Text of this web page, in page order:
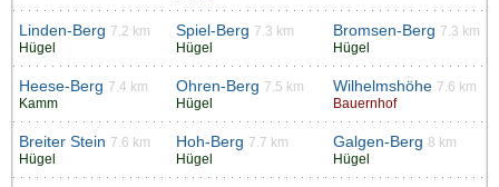
Linden-Berg 7.2 km
Hügel
Spiel-Berg 7.3 km
Hügel
Bromsen-Berg 7.3 km
Hügel
Heese-Berg 7.4 km
Kamm
Ohren-Berg 7.5 km
Hügel
Wilhelmshöhe 7.6 km
Bauernhof
Breiter Stein 7.6 km
Hügel
Hoh-Berg 7.7 km
Hügel
Galgen-Berg 8 km
Hügel